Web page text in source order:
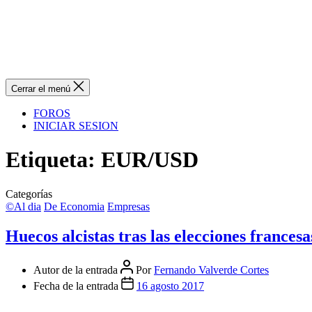
Cerrar el menú
FOROS
INICIAR SESION
Etiqueta: EUR/USD
Categorías
©Al dia De Economia Empresas
Huecos alcistas tras las elecciones
Autor de la entrada PorFernando Valverde Cortes
Fecha de la entrada
16 agosto 2017